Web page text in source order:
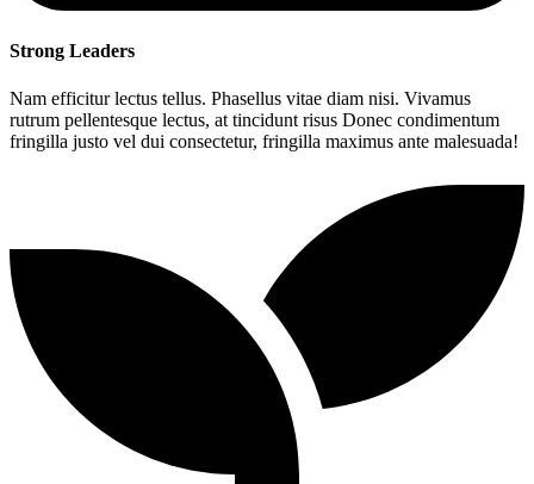
Strong Leaders
Nam efficitur lectus tellus. Phasellus vitae diam nisi. Vivamus
rutrum pellentesque lectus, at tincidunt risus Donec condimentum
fringilla justo vel dui consectetur, fringilla maximus ante malesuada!